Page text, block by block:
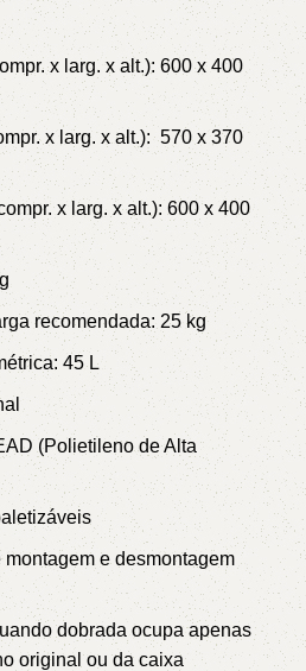
x larg. x alt.): 600 x 400
x larg. x alt.): 570 x 370
x larg. x alt.): 600 x 400
recomendada: 25 kg
45 L
(Polietileno de Alta
e desmontagem
dobrada ocupa apenas
original ou da caixa